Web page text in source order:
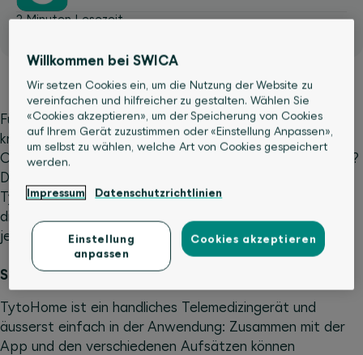
2 Minuten Lesezeit
Für Eltern ist es nicht immer einfach einzuschätzen, wie
krank ihre Kinder bei Fieber, Husten, Hals- oder
Ohrenschmerzen sind. Handelt es sich um eine Erkältung?
Die Grippe? Allergien? Ist ein Arztbesuch angesagt?
TytoHome bringt Klarheit und im besten Fall auch gleich
die passende Therapie – bequem von zu Hause und zu
jeder Tages- und Nachtzeit.
Sofort Klarheit
TytoHome ist ein handliches Telemedizingerät und
äusserst einfach in der Anwendung: Zusammen mit der
App und den verschiedenen Aufsätzen können
Willkommen bei SWICA
Wir setzen Cookies ein, um die Nutzung der Website zu
vereinfachen und hilfreicher zu gestalten. Wählen Sie
«Cookies akzeptieren», um der Speicherung von Cookies
auf Ihrem Gerät zuzustimmen oder «Einstellung Anpassen»,
um selbst zu wählen, welche Art von Cookies gespeichert
werden.
Impressum Datenschutzrichtlinien
Einstellung
anpassen
Cookies akzeptieren